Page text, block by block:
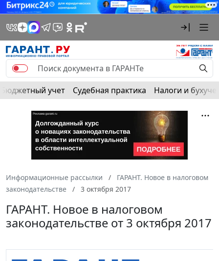
Бюджетный учет Судебная практика Налоги и
Информационные рассылки
ГАРАНТ. Новое в налоговом
законодательстве
3 октября 2017
ГАРАНТ. Новое в налоговом
законодательстве от 3 октября 2017